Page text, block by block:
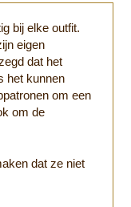
bij elke outfit.
eigen
dat het
het kunnen
om een
om de
dat ze niet